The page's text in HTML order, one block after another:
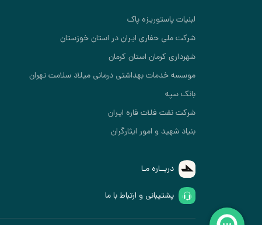
لبنیات پاستوریزه پاک
شرکت ملی حفاری ایران در استان خوزستان
شهرداری کرمان استان کرمان
موسسه خدمات بهداشتی درمانی میلاد سلامت تهران
بانک سپه
شرکت نفت فلات قاره ایران
بنیاد شهید و امور ایثارگران
دربــاره مـا
پشتیبانی و ارتباط با ما